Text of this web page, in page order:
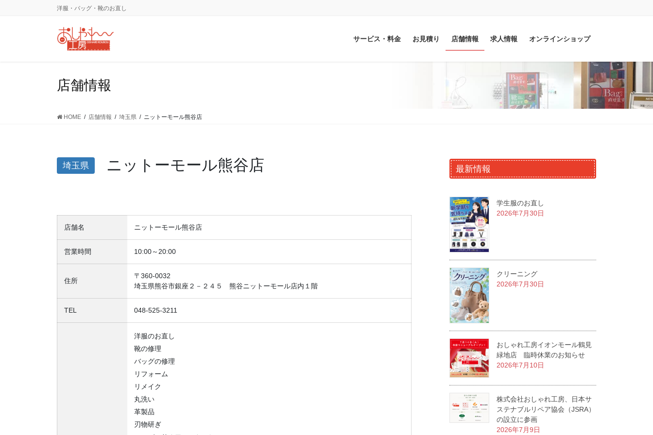
洋服・バッグ・靴のお直し
サービス・料金 お見積り 店舗情報 求人情報 オンラインショップ
店舗情報
HOME 店舗情報 埼玉県 ニットーモール熊谷店
埼玉県 ニットーモール熊谷店
店舗名 ニットーモール熊谷店
営業時間 10:00～20:00
住所
〒360-0032
埼玉県熊谷市銀座２－２４５ 熊谷ニットーモール店内１階
TEL 048-525-3211
洋服のお直し
靴の修理
バッグの修理
リフォーム
リメイク
丸洗い
革製品
刃物研ぎ
最新情報
学生服のお直し
2026年7月30日
クリーニング
2026年7月30日
おしゃれ工房イオンモール鶴見
緑地店 臨時休業のお知らせ
2026年7月10日
株式会社おしゃれ工房、日本サ
ステナブルリペア協会（JSRA）
の設立に参画
2026年7月9日